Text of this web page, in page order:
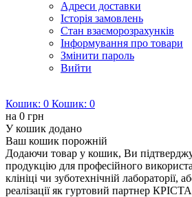
Адреси доставки
Історія замовлень
Стан взаєморозрахунків
Інформування про товари
Змінити пароль
Вийти
Кошик: 0 Кошик: 0
на 0 грн
У кошик додано
Ваш кошик порожній
Додаючи товар у кошик, Ви
продукцію для професійного
клініці чи зуботехнічній лабораторії,
реалізації як гуртовий партнер